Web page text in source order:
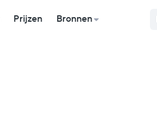
Prijzen Bronnen